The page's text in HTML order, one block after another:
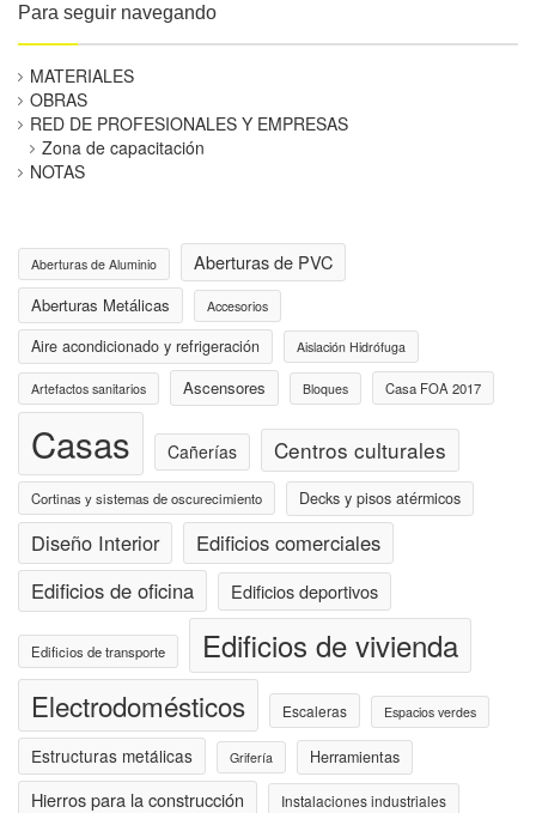
Para seguir navegando
MATERIALES
OBRAS
RED DE PROFESIONALES Y EMPRESAS
Zona de capacitación
NOTAS
Aberturas de Aluminio Aberturas de PVC
Aberturas Metálicas Accesorios
Aire acondicionado y refrigeración Aislación Hidrófuga
Artefactos sanitarios Ascensores Bloques Casa FOA 2017
Casas Cañerías Centros culturales
Cortinas y sistemas de oscurecimiento Decks y pisos atérmicos
Diseño Interior
Edificios comerciales
Edificios de oficina
Edificios deportivos
Edificios de transporte Edificios de vivienda
Electrodomésticos Escaleras Espacios verdes
Estructuras metálicas Grifería Herramientas
Hierros para la construcción Instalaciones industriales